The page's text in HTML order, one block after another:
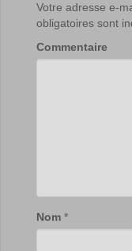
Votre adresse e-
obligatoires sont
Commentaire
Nom *